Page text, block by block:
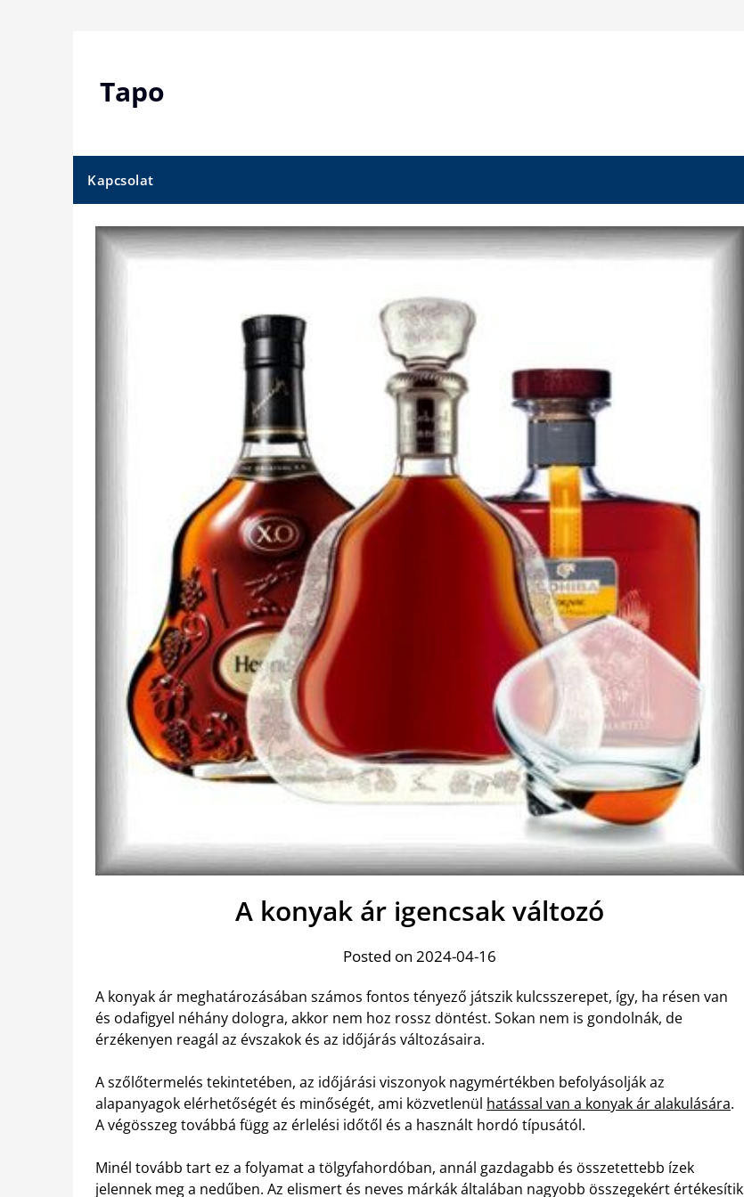
Tapo
Kapcsolat
A konyak ár igencsak változó
Posted on 2024-04-16
A konyak ár meghatározásában számos fontos tényező játszik kulcsszerepet, így, ha résen van
és odafigyel néhány dologra, akkor nem hoz rossz döntést. Sokan nem is gondolnák, de
érzékenyen reagál az évszakok és az időjárás változásaira.
A szőlőtermelés tekintetében, az időjárási viszonyok nagymértékben befolyásolják az
alapanyagok elérhetőségét és minőségét, ami közvetlenül hatással van a konyak ár alakulására.
A végösszeg továbbá függ az érlelési időtől és a használt hordó típusától.
Minél tovább tart ez a folyamat a tölgyfahordóban, annál gazdagabb és összetettebb ízek
jelennek meg a nedűben. Az elismert és neves márkák általában nagyobb összegekért értékesítik